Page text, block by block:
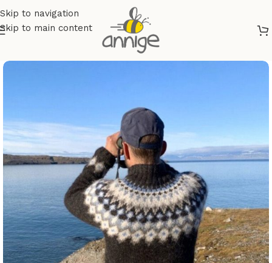
Skip to navigation
Skip to main content